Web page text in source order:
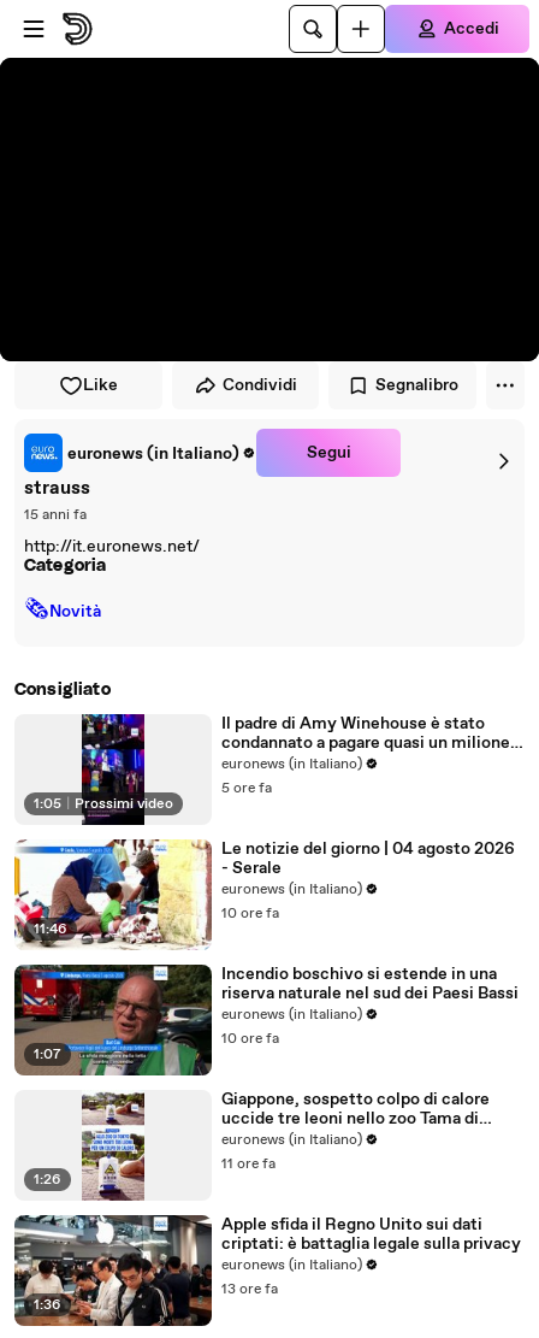
Vai al lettore
Passa al contenuto principale
Accedi
Like Condividi Segnalibro
euronews (in Italiano) Segui
strauss
15 anni fa
http://it.euronews.net/
Categoria
🗞Novità
Consigliato
1:05 Prossimi video
Il padre di Amy Winehouse è stato
condannato a pagare quasi un milione
di sterline alle amiche
euronews (in Italiano)
5 ore fa
11:46
Le notizie del giorno | 04 agosto 2026
- Serale
euronews (in Italiano)
10 ore fa
1:07
Incendio boschivo si estende in una
riserva naturale nel sud dei Paesi Bassi
euronews (in Italiano)
10 ore fa
1:26
Giappone, sospetto colpo di calore
uccide tre leoni nello zoo Tama di
Tokyo
euronews (in Italiano)
11 ore fa
1:36
Apple sfida il Regno Unito sui dati
criptati: è battaglia legale sulla privacy
euronews (in Italiano)
13 ore fa